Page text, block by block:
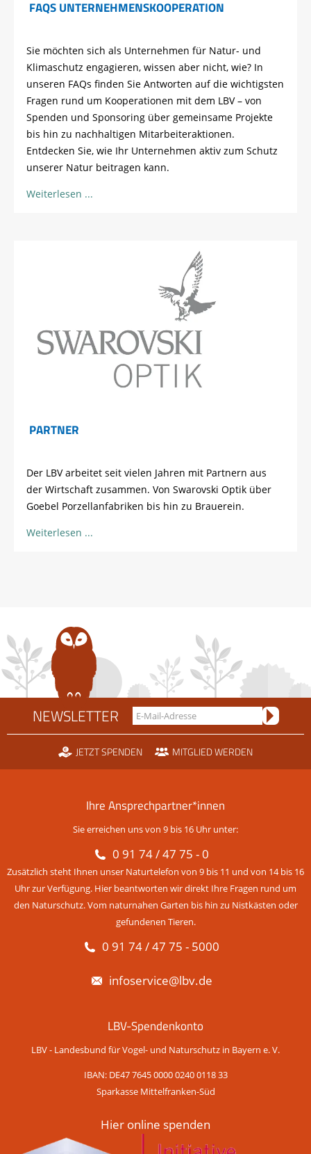
FAQS UNTERNEHMENSKOOPERATION
Sie möchten sich als Unternehmen für Natur- und
Klimaschutz engagieren, wissen aber nicht, wie? In
unseren FAQs finden Sie Antworten auf die wichtigsten
Fragen rund um Kooperationen mit dem LBV – von
Spenden und Sponsoring über gemeinsame Projekte
bis hin zu nachhaltigen Mitarbeiteraktionen.
Entdecken Sie, wie Ihr Unternehmen aktiv zum Schutz
unserer Natur beitragen kann.
Weiterlesen
PARTNER
Der LBV arbeitet seit vielen Jahren mit Partnern aus
der Wirtschaft zusammen. Von Swarovski Optik über
Goebel Porzellanfabriken bis hin zu Brauerein.
Weiterlesen
NEWSLETTER
JETZT SPENDEN MITGLIED WERDEN
Ihre Ansprechpartner*innen
Sie erreichen uns von 9 bis 16 Uhr unter:
0 91 74 / 47 75 - 0
Zusätzlich steht Ihnen unser Naturtelefon von 9 bis 11 und von 14 bis 16
Uhr zur Verfügung. Hier beantworten wir direkt Ihre Fragen rund um
den Naturschutz. Vom naturnahen Garten bis hin zu Nistkästen oder
gefundenen Tieren.
0 91 74 / 47 75 - 5000
infoservice@lbv.de
LBV-Spendenkonto
LBV - Landesbund für Vogel- und Naturschutz in Bayern e. V.
IBAN: DE47 7645 0000 0240 0118 33
Sparkasse Mittelfranken-Süd
Hier online spenden